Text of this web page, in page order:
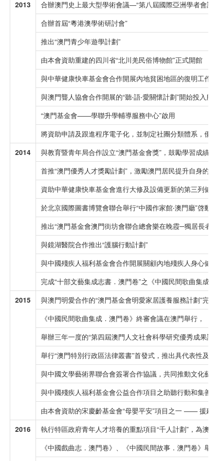
2013
合辦澳門史上最大型學術會議—“第八屆國際亞洲學者會議
合辦首屆“粵港澳學術研討會”
推出“澳門青少年遊學計劃”
由本會資助重建的四川省“北川羌民俗博物館”正式開館
與中華健康快車基金會合作開展內地貧困地區的復明工作
與澳門聾人協會合作開展的“聽‧語‧愛關懷計劃”開始投入服
“澳門基金會——學聯升學輔導服務中心”啟用
將資助申請及跟進程序電子化，並制定社團分類體系，優
2014
與教育暨青年局合作設立“澳門基金會獎”，鼓勵學習成績
首推“澳門優秀人才獎勵計劃”，激勵澳門居民提升自身的
資助中華健康快車基金會進行大修及設備更新的第三列健
於北京國際圖書博覽會聯合舉行“中國作家館‧澳門廳”啓動
推出“澳門基金會澳門街坊會聯合總會樂在晚霞─獨居長者
與鏡湖醫院合作推出“護腦行動計劃”
與中國殘疾人福利基金會合作開展關顧內地殘疾人身心健
完成“十部文藝集成志書．澳門卷”之《中國民間歌曲集成
2015
與澳門明愛合作的“澳門基金會明愛家居護養服務計劃”完
《中國民間歌曲集成．澳門卷》終審會議在澳門舉行，《
舉辦三年一度的“第四屆澳門人文社會科學研究優秀成果
舉行“澳門特別行政區法律叢書”首發式，推出具代表性及
與中國文學藝術界聯合會簽署合作協議，共同推動文化藝
與中國殘疾人福利基金會公益合作項目之助聽行動和集善
由本會資助的宋慶齡基金會“母嬰平安”項目之一 —— 援建
2016
執行特區政府青年人才培養的重點項目“千人計劃”，為澳
《中國戲曲志．澳門卷》、《中國民間故事．澳門卷》舉